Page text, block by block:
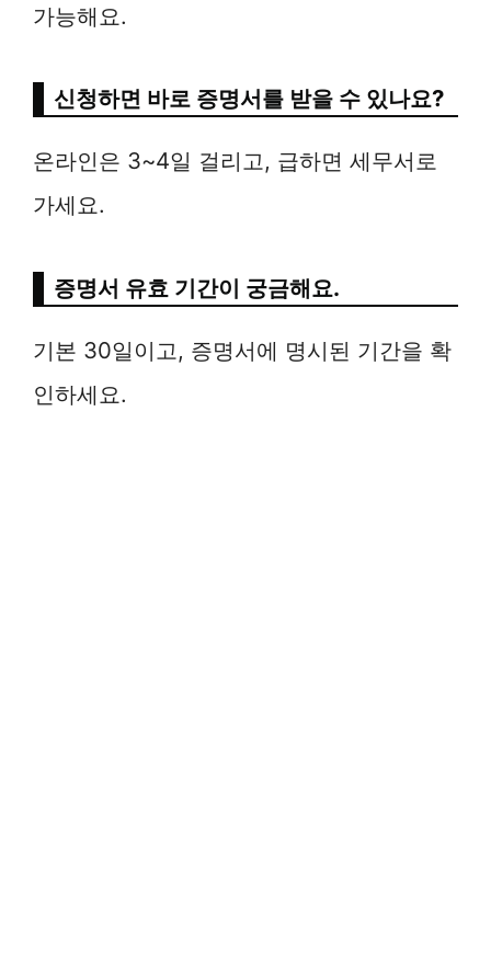
가능해요.
신청하면 바로 증명서를 받을 수 있나요?
온라인은 3~4일 걸리고, 급하면 세무서로
가세요.
증명서 유효 기간이 궁금해요.
기본 30일이고, 증명서에 명시된 기간을 확
인하세요.